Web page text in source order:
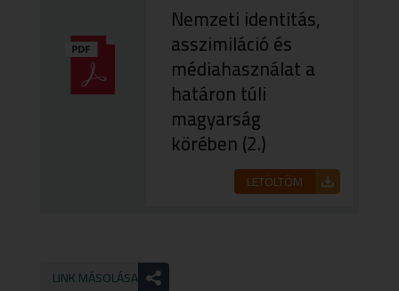
Nemzeti identitás,
asszimiláció és
médiahasználat a
határon túli
magyarság
körében (2.)
LETÖLTÖM
LINK MÁSOLÁSA